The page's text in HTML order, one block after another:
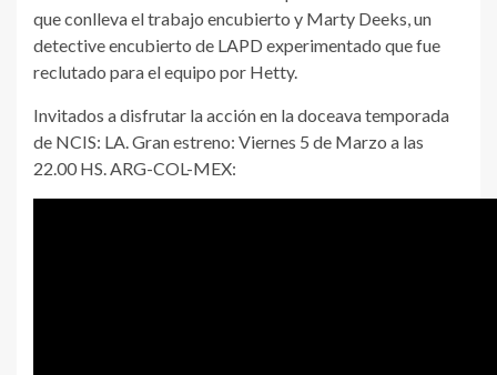
que conlleva el trabajo encubierto y Marty Deeks, un
detective encubierto de LAPD experimentado que fue
reclutado para el equipo por Hetty.
Invitados a disfrutar la acción en la doceava temporada
de NCIS: LA. Gran estreno: Viernes 5 de Marzo a las
22.00 HS. ARG-COL-MEX: